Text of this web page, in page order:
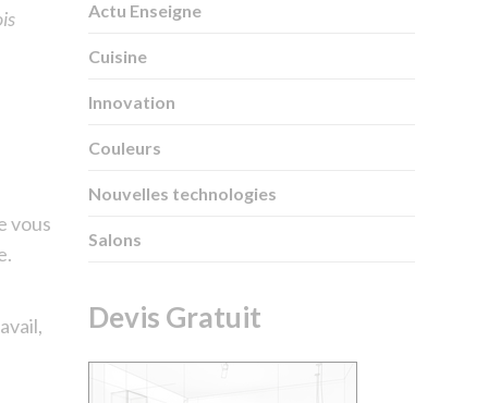
vous
Actu Enseigne
Cuisine
Innovation
Couleurs
Nouvelles technologies
Salons
Devis Gratuit